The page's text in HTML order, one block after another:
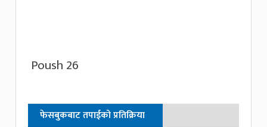
Poush 26
फेसबुकबाट तपाईको प्रतिक्रिया